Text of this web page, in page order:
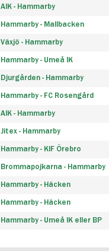
AIK - Hammarby
Hammarby - Mallbacken
Växjö - Hammarby
Hammarby - Umeå IK
Djurgården - Hammarby
Hammarby - FC Rosengård
AIK - Hammarby
Jitex - Hammarby
Hammarby - KIF Örebro
Brommapojkarna - Hammarby
Hammarby - Häcken
Hammarby - Häcken
Hammarby - Umeå IK eller BP